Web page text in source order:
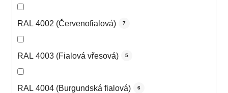
RAL 4002 (Červenofialová) 7
RAL 4003 (Fialová vřesová) 5
RAL 4004 (Burgundská fialová) 6